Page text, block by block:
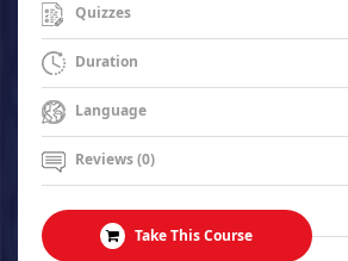
Quizzes
Duration
Language
Reviews (0)
Take This Course